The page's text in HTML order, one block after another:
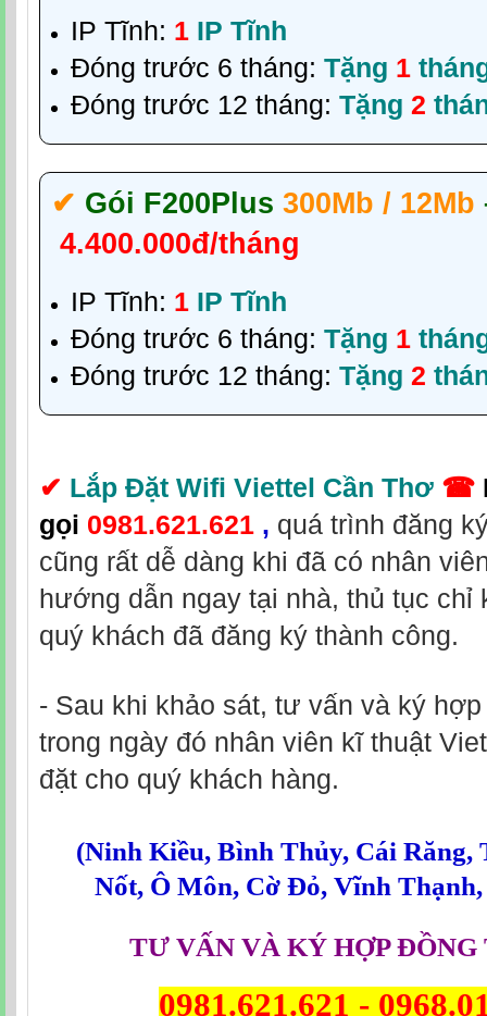
IP Tĩnh: 1 IP Tĩnh
Đóng trước 6 tháng: Tặng 1
Đóng trước 12 tháng: Tặng 2
✔‎ Gói F200Plus 300Mb / 12Mb
4.400.000đ/tháng
IP Tĩnh: 1 IP Tĩnh
Đóng trước 6 tháng: Tặng 1
Đóng trước 12 tháng: Tặng 2
✔ Lắp Đặt Wifi Viettel Cần Thơ ☎
gọi 0981.621.621 , quá trình đăng
cũng rất dễ dàng khi đã có nhân
hướng dẫn ngay tại nhà, thủ tục chỉ
quý khách đã đăng ký thành công.
- Sau khi khảo sát, tư vấn và ký
trong ngày đó nhân viên kĩ thuật
đặt cho quý khách hàng.
(Ninh Kiều, Bình Thủy, Cái Răng,
Nốt, Ô Môn, Cờ Đỏ, Vĩnh Thạnh
TƯ VẤN VÀ KÝ HỢP ĐỒNG
0981.621.621 -